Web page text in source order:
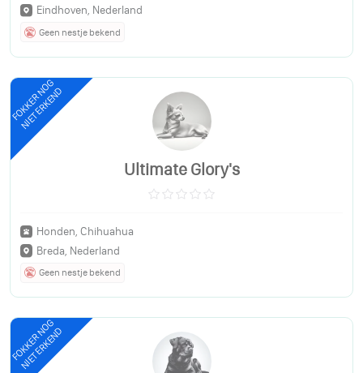
Eindhoven, Nederland
Geen nestje bekend
FOKKER NOG
NIET ERKEND
Ultimate Glory's
Honden, Chihuahua
Breda, Nederland
Geen nestje bekend
FOKKER NOG
NIET ERKEND